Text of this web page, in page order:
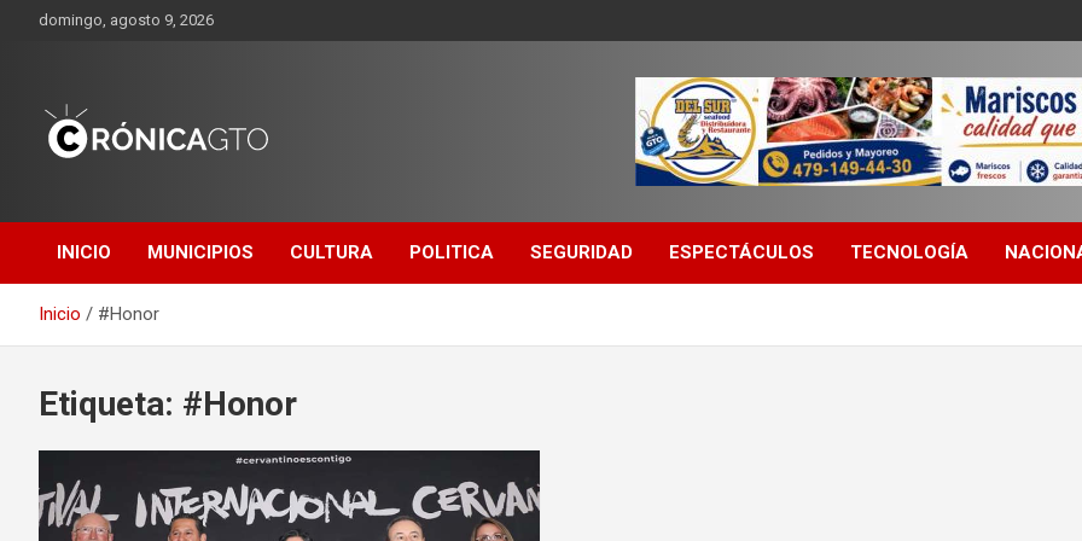
domingo, agosto 9, 2026
GUANAJUATO
INICIO MUNICIPIOS CULTURA POLITICA SEGURIDAD ESPECTÁCULOS TECNOLOGÍA
Inicio #Honor
Etiqueta: #Honor